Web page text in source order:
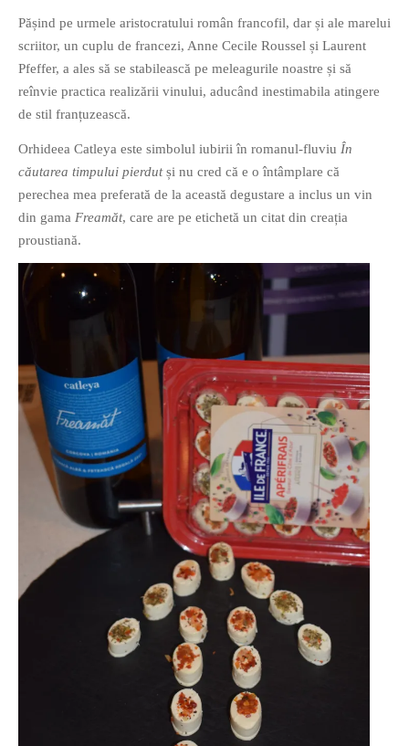
Pășind pe urmele aristocratului român francofil, dar și ale marelui
scriitor, un cuplu de francezi, Anne Cecile Roussel și Laurent
Pfeffer, a ales să se stabilească pe meleagurile noastre și să
reînvie practica realizării vinului, aducând inestimabila atingere
de stil franțuzească.
Orhideea Catleya este simbolul iubirii în romanul-fluviu În
căutarea timpului pierdutși nu cred că e o întâmplare că
perechea mea preferată de la această degustare a inclus un vin
din gama Freamăt, care are pe etichetă un citat din creația
proustiană.